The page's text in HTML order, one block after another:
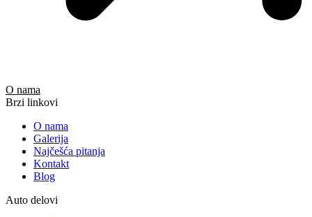
O nama
Brzi linkovi
O nama
Galerija
Najčešća pitanja
Kontakt
Blog
Auto delovi